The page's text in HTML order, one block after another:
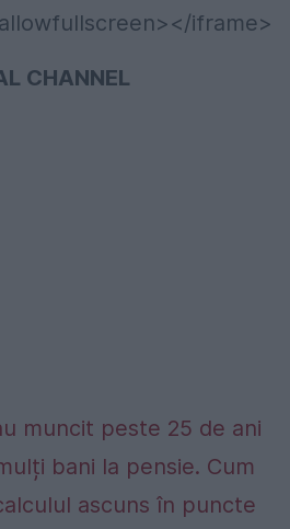
iframe>
CHANNEL
muncit peste 25 de ani
bani la pensie. Cum
ascuns în puncte